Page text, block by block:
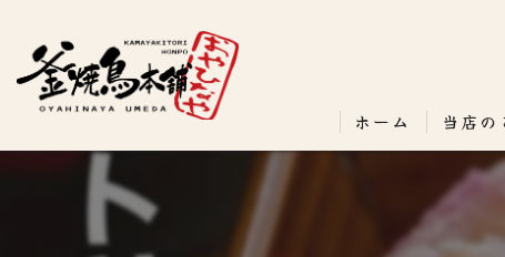
ホーム 当店の